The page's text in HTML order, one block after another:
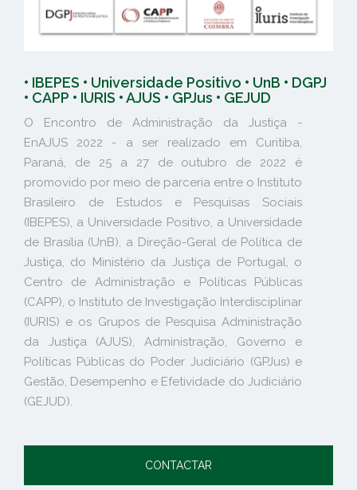
• IBEPES • Universidade Positivo • UnB • DGPJ
• CAPP • IURIS • AJUS • GPJus • GEJUD
O Encontro de Administração da Justiça -
EnAJUS 2022 - a ser realizado em Curitiba,
Paraná, de 25 a 27 de outubro de 2022 é
promovido por meio de parceria entre o Instituto
Brasileiro de Estudos e Pesquisas Sociais
(IBEPES), a Universidade Positivo, a Universidade
de Brasília (UnB), a Direção-Geral de Política de
Justiça, do Ministério da Justiça de Portugal, o
Centro de Administração e Políticas Públicas
(CAPP), o Instituto de Investigação Interdisciplinar
(IURIS) e os Grupos de Pesquisa Administração
da Justiça (AJUS), Administração, Governo e
Políticas Públicas do Poder Judiciário (GPJus) e
Gestão, Desempenho e Efetividade do Judiciário
(GEJUD).
CONTACTAR